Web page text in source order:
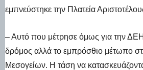
εμπνεύστηκε την Πλατεία
– Αυτό που μέτρησε όμως για την
δρόμος αλλά το εμπρόσθιο μέτωπο
Μεσογείων. Η τάση να